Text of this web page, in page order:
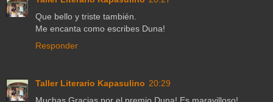
Que bello y triste también.
Me encanta como escribes Duna!
Responder
Taller Literario Kapasulino 20:29
Muchas Gracias por el premio Duna! Es maravilloso!